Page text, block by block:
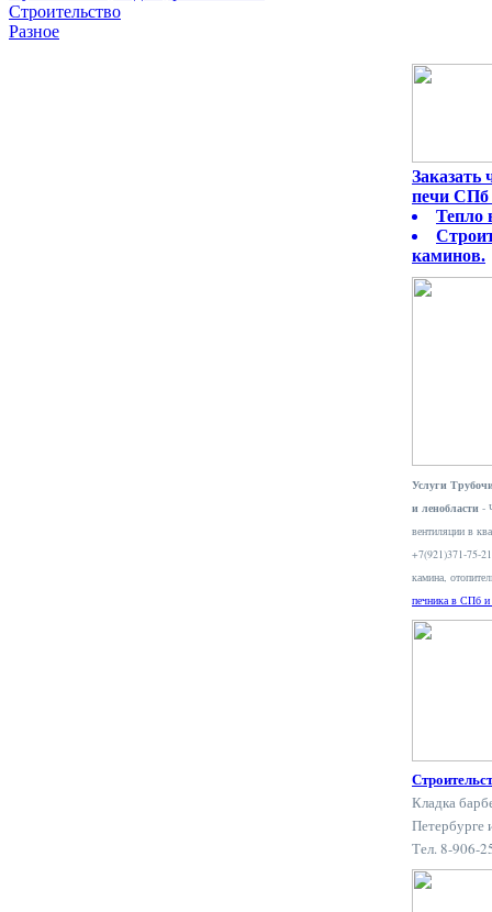
Строительство
Разное
Заказать
печи СПб
Тепло
каминов.
Услуги
и ленобласти -
вентиляции в
+7(921)371-75-
камина,
печника в СПб и
Кладка
Петербурге
Тел. 8-906-